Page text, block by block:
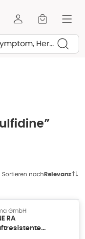
Sortieren nachRelevanz
GmbH
RA